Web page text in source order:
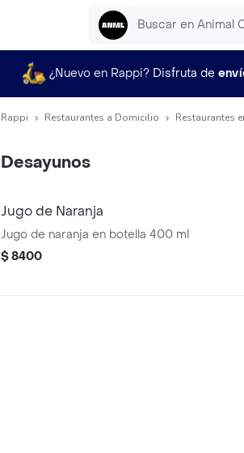
¿Nuevo en Rappi? Disfruta de
Rappi Restaurantes a Domicilio Restaurantes
Desayunos
Jugo de Naranja
Jugo de naranja en botella 400 ml
$ 8400